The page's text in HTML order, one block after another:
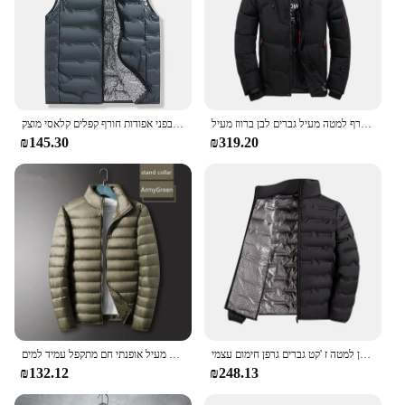
₪145.30 ₪319.20
₪132.12
חורף לבן למטה ז 'קט גברים גרפן חימום עצמי windelpuffer קפלים לעמוד צווארון מחומם מזדמנים מעילים חמים למטה גברים
₪248.13